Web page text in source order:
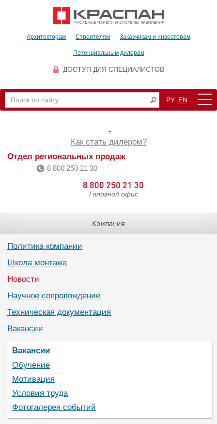
Архитекторам Строителям Заказчикам и инвесторам
Потенциальным дилерам
ДОСТУП ДЛЯ СПЕЦИАЛИСТОВ
РУ EN
Как стать дилером?
Отдел региональных продаж
8 800 250 21 30
8 800 250 21 30
Головной офис
Компания
Политика компании
Школа монтажа
Новости
Научное сопровождение
Техническая документация
Вакансии
Вакансии
Обучение
Мотивация
Условия труда
Фотогалерея событий